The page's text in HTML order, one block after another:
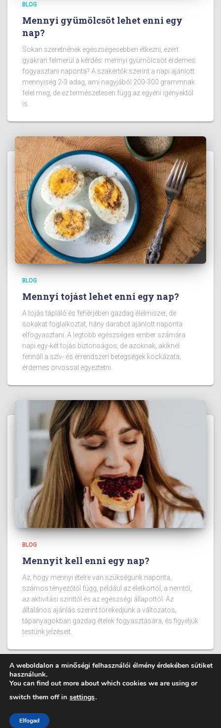
BLOG
Mennyi gyümölcsöt lehet enni egy
nap?
Sokan szeretnének egészségesebben étkezni, ezért
gyakran felmerül a kérdés: mennyi gyümölcsöt érdemes
fogyasztani naponta? A szakértők szerint a napi ajánlott
mennyiség 2-3 adag, ami nagyjából 200-300 grammnak
felel meg, de ez természetesen függ az egyéni igényektől
is.
BLOG
Mennyi tojást lehet enni egy nap?
A tojás tápláló és fehérjében gazdag élelmiszer, de
sokakat foglalkoztat, hány darabot ajánlott naponta
elfogyasztani. A legtöbb egészséges ember számára
napi egy-két tojás biztonságos, de azoknak, akiknél
fennáll a szív- és érrendszeri betegségek kockázata,
érdemes orvossal egyeztetni.
BLOG
Mennyit kell enni egy nap?
Az, hogy mennyi ételre van szükségünk naponta,
számos tényezőtől függ, például az életkortól, a nemtől,
az aktivitási szinttől és az egészségi állapottól. Az
általános ajánlás szerint törekedjünk a változatos,
tápanyagokban gazdag ételek fogyasztására, és figyeljük
testünk jelzéseit.
A weboldalon a minőségi felhasználói élmény érdekében sütiket
használunk.
You can find out more about which cookies we are using or
switch them off in settings.
Elfogad